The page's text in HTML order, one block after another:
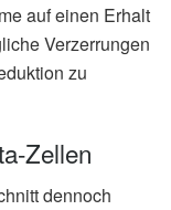
auf einen Erhalt
Verzerrungen
zu
Zellen
dennoch